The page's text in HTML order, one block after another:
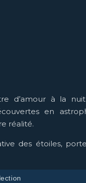
d’amour à la
en
réalité.
des étoiles,